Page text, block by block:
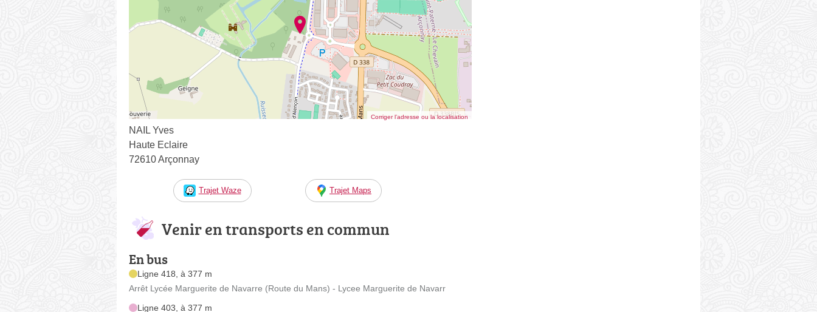
Corriger l’adresse ou la localisation
NAIL Yves
Haute Eclaire
72610 Arçonnay
Trajet Waze Trajet Maps
Venir en transports en commun
En bus
Ligne 418, à 377 m
Arrêt Lycée Marguerite de Navarre (Route du Mans) - Lycee Marguerite de Navarr
Ligne 403, à 377 m